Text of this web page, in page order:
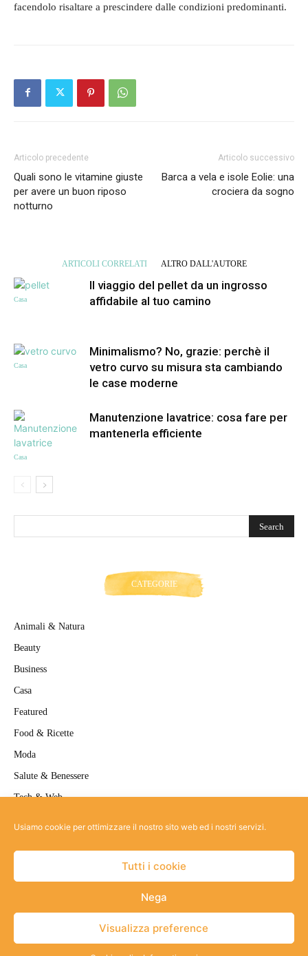
Usiamo cookie per ottimizzare il nostro sito web ed i nostri servizi.
Tutti i cookie
Nega
Visualizza preference
facendolo risaltare a prescindere dalle condizioni predominanti.
Articolo precedente
Quali sono le vitamine giuste
per avere un buon riposo
notturno
Articolo successivo
Barca a vela e isole Eolie: una
crociera da sogno
ARTICOLI CORRELATI ALTRO DALL'AUTORE
Casa
Il viaggio del pellet da un ingrosso
affidabile al tuo camino
Casa
Minimalismo? No, grazie: perchè il
vetro curvo su misura sta cambiando
le case moderne
Casa
Manutenzione lavatrice: cosa fare per
mantenerla efficiente
CATEGORIE
Animali & Natura
Beauty
Business
Casa
Featured
Food & Ricette
Moda
Salute & Benessere
Tech & Web
© Copyright2026 |BELLORA| ALL RIGHTS RESERVED | POWERED BYJA